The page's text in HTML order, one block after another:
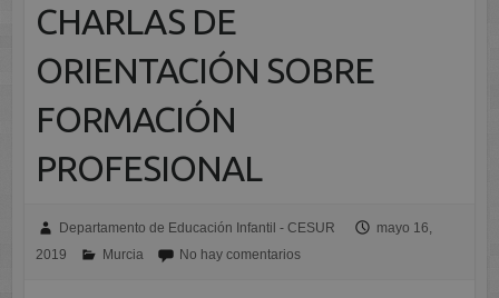
CHARLAS DE
ORIENTACIÓN SOBRE
FORMACIÓN
PROFESIONAL
Departamento de Educación Infantil - CESUR
mayo 16,
2019
Murcia No hay comentarios